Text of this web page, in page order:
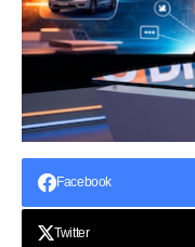
Facebook
Twitter